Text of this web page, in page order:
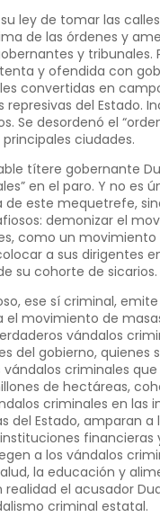
ley de tomar las
de las órdenes y
y tribunales.
y ofendida con
convertidas en
del Estado.
Se desordenó el
ciudades.
títere gobernante
en el paro. Y no es
de este mequetrefe,
demonizar el
como un movimiento
a sus dirigentes
su cohorte de sicarios.
ese sí criminal,
movimiento de
vándalos
del gobierno, quienes
criminales
de hectáreas,
criminales en las
del Estado, amparan a
financieras
a los vándalos
la educación y
realidad el acusador
criminal estatal.